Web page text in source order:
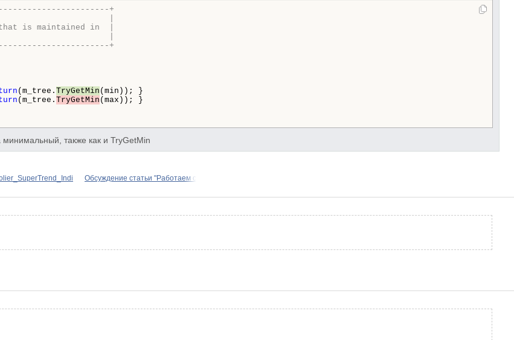
+
|
is maintained in  |
|
+
(m_tree. TryGetMin (min)); }
(m_tree. TryGetMin (max)); }
также как и TryGetMin
Обсуждение статьи "Работаем с